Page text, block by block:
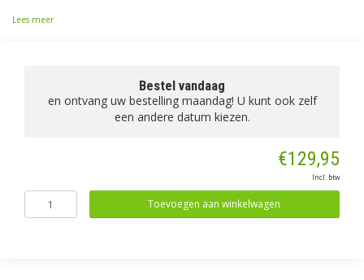
Lees meer
Bestel vandaag
en ontvang uw bestelling maandag! U kunt ook zelf
een andere datum kiezen.
€129,95
Incl. btw
Toevoegen aan winkelwagen